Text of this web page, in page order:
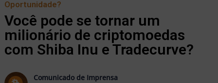
Oportunidade?
Você pode se tornar um
milionário de criptomoedas
com Shiba Inu e Tradecurve?
Comunicado de Imprensa